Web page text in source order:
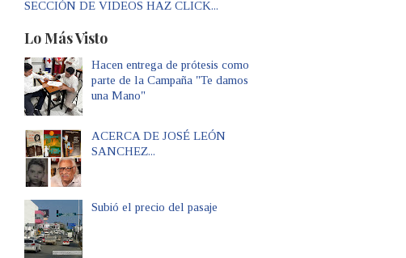
SECCIÓN DE VIDEOS HAZ CLICK...
Lo Más Visto
Hacen entrega de prótesis como
parte de la Campaña "Te damos
una Mano"
ACERCA DE JOSÉ LEÓN
SANCHEZ...
Subió el precio del pasaje